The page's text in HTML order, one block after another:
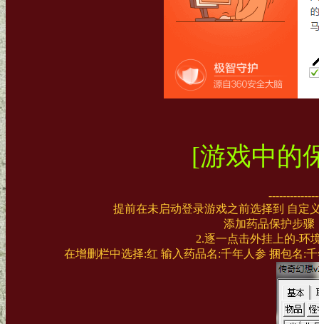
[游戏中的
提前在未启动登录游戏之前选择到 自定
添加药品保护步骤
2.逐一点击外挂上的-环
在增删栏中选择:红 输入药品名:千年人参 捆包名: